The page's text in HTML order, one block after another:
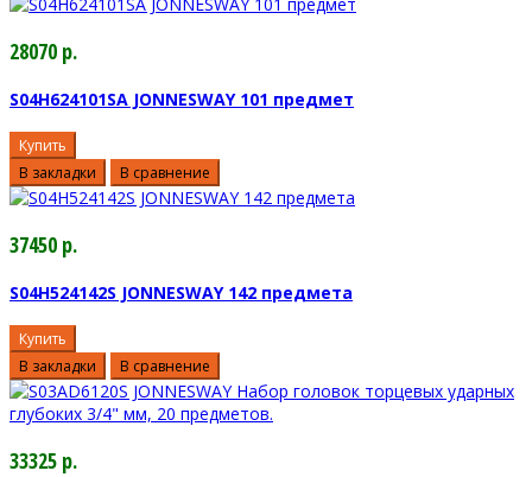
28070 р.
S04H624101SA JONNESWAY 101 предмет
Купить
В закладки
В сравнение
37450 р.
S04H524142S JONNESWAY 142 предмета
Купить
В закладки
В сравнение
33325 р.